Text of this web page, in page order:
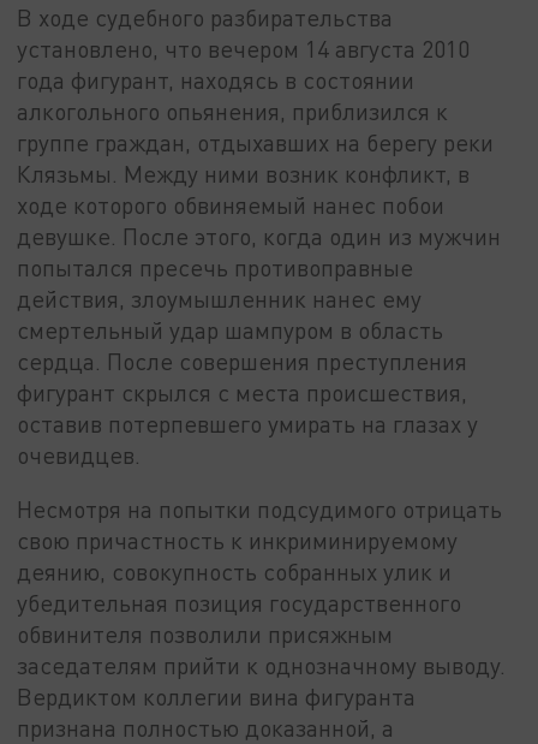
В ходе судебного разбирательства
установлено, что вечером 14 августа 2010
года фигурант, находясь в состоянии
алкогольного опьянения, приблизился к
группе граждан, отдыхавших на берегу реки
Клязьмы. Между ними возник конфликт, в
ходе которого обвиняемый нанес побои
девушке. После этого, когда один из мужчин
попытался пресечь противоправные
действия, злоумышленник нанес ему
смертельный удар шампуром в область
сердца. После совершения преступления
фигурант скрылся с места происшествия,
оставив потерпевшего умирать на глазах у
очевидцев.
Несмотря на попытки подсудимого отрицать
свою причастность к инкриминируемому
деянию, совокупность собранных улик и
убедительная позиция государственного
обвинителя позволили присяжным
заседателям прийти к однозначному выводу.
Вердиктом коллегии вина фигуранта
признана полностью доказанной, а